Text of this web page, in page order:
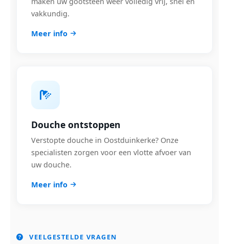
vakkundig.
Meer info
Douche ontstoppen
Verstopte douche in Oostduinkerke? Onze
specialisten zorgen voor een vlotte afvoer van
uw douche.
Meer info
VEELGESTELDE VRAGEN